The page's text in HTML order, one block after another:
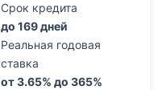
Срок кредита
до 169 дней
Реальная годовая
ставка
от 3.65% до 365%